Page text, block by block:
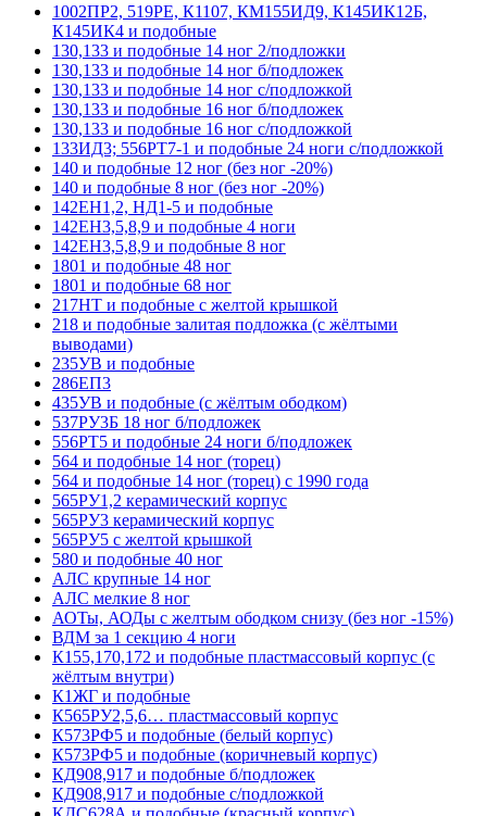
1002ПР2, 519РЕ, К1107, КМ155ИД9, К145ИК12Б,
К145ИК4 и подобные
130,133 и подобные 14 ног 2/подложки
130,133 и подобные 14 ног б/подложек
130,133 и подобные 14 ног с/подложкой
130,133 и подобные 16 ног б/подложек
130,133 и подобные 16 ног с/подложкой
133ИД3; 556РТ7-1 и подобные 24 ноги с/подложкой
140 и подобные 12 ног (без ног -20%)
140 и подобные 8 ног (без ног -20%)
142ЕН1,2, НД1-5 и подобные
142ЕН3,5,8,9 и подобные 4 ноги
142ЕН3,5,8,9 и подобные 8 ног
1801 и подобные 48 ног
1801 и подобные 68 ног
217НТ и подобные с желтой крышкой
218 и подобные залитая подложка (с жёлтыми
выводами)
235УВ и подобные
286ЕП3
435УВ и подобные (с жёлтым ободком)
537РУ3Б 18 ног б/подложек
556РТ5 и подобные 24 ноги б/подложек
564 и подобные 14 ног (торец)
564 и подобные 14 ног (торец) с 1990 года
565РУ1,2 керамический корпус
565РУ3 керамический корпус
565РУ5 с желтой крышкой
580 и подобные 40 ног
АЛС крупные 14 ног
АЛС мелкие 8 ног
АОТы, АОДы с желтым ободком снизу (без ног -15%)
ВДМ за 1 секцию 4 ноги
К155,170,172 и подобные пластмассовый корпус (с
жёлтым внутри)
К1ЖГ и подобные
К565РУ2,5,6… пластмассовый корпус
К573РФ5 и подобные (белый корпус)
К573РФ5 и подобные (коричневый корпус)
КД908,917 и подобные б/подложек
КД908,917 и подобные с/подложкой